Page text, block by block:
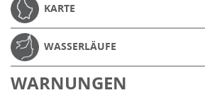
KARTE
WASSERLÄUFE
WARNUNGEN